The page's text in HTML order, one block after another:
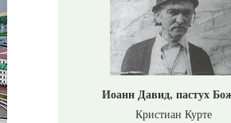
Иоанн Давид, пастух
Кристиан Курте